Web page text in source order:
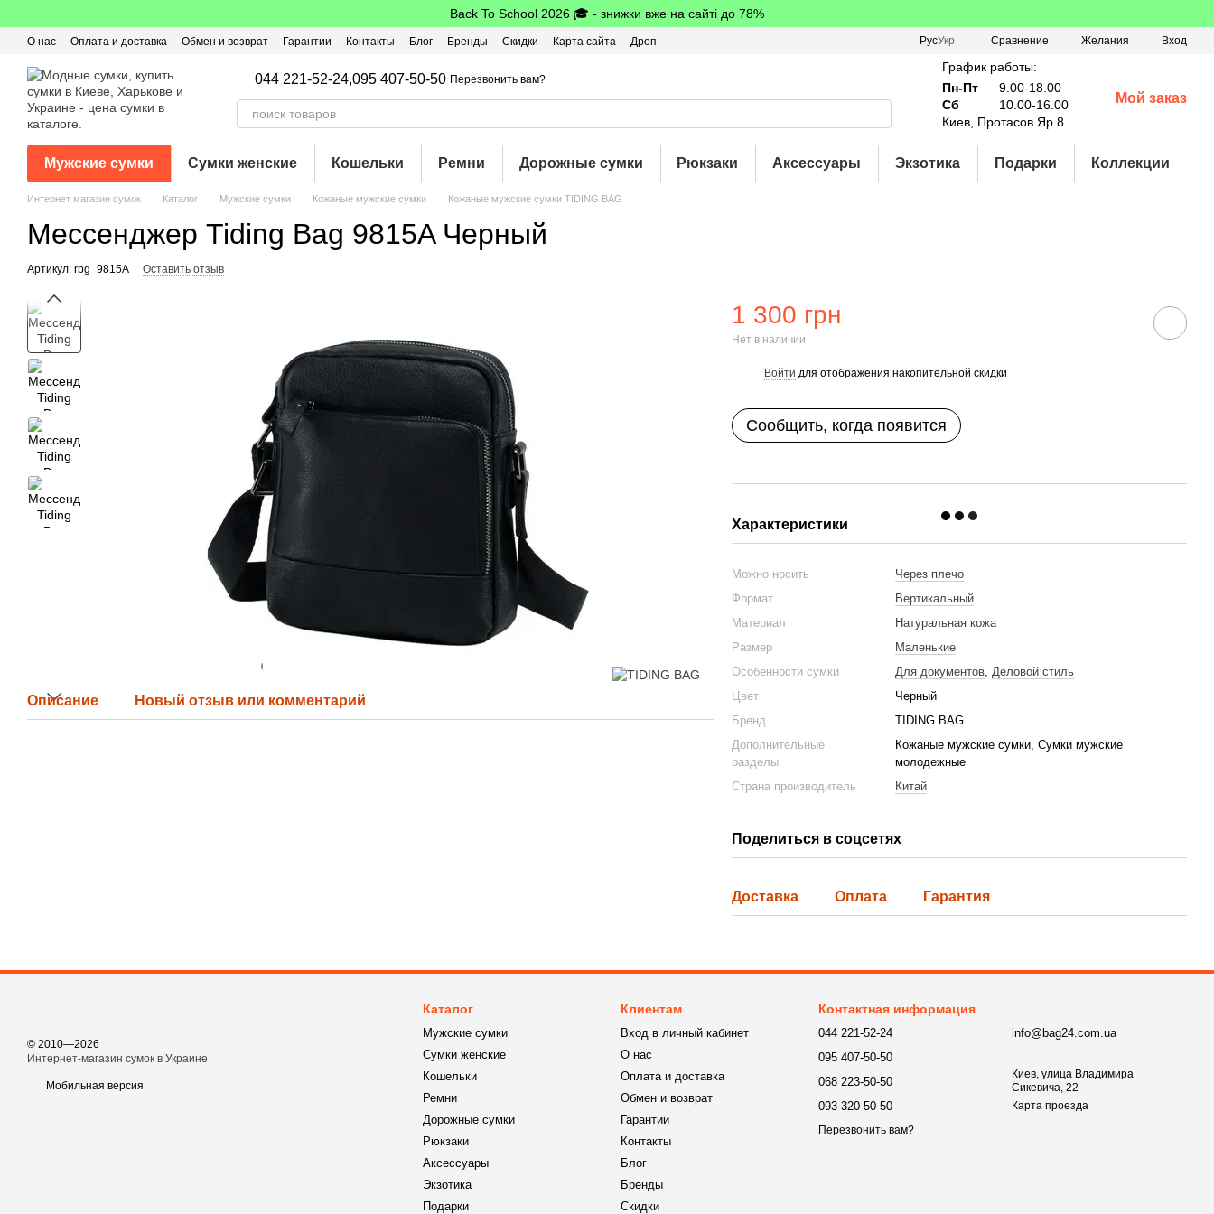
Back To School 2026 🎓 - знижки вже на сайті до 78%
О нас Оплата и доставка Обмен и возврат Гарантии Контакты Блог Бренды Скидки Карта сайта
Дроп
РусУкр Сравнение Желания Вход
044 221-52-24,095 407-50-50 Перезвонить вам?
График работы:
Пн-Пт
9.00-18.00
Сб
10.00-16.00
Киев, Протасов Яр 8
Мой заказ
Мужские сумки Сумки женские Кошельки Ремни Дорожные сумки Рюкзаки Аксессуары Экзотика Подарки Коллекции
Интернет магазин сумок Каталог Мужские сумки Кожаные мужские сумки Кожаные мужские сумки TIDING BAG
Мессенджер Tiding Bag 9815A Черный
Артикул: rbg_9815A Оставить отзыв
Описание Новый отзыв или комментарий
1 300 грн
Нет в наличии
Войти для отображения накопительной скидки
Сообщить, когда появится
Характеристики
Можно носить
Через плечо
Формат
Вертикальный
Материал
Натуральная кожа
Размер
Маленькие
Особенности сумки
Для документов,Деловой стиль
Цвет
Черный
Бренд
TIDING BAG
Дополнительные
разделы
Кожаные мужские сумки, Сумки мужские
молодежные
Страна производитель
Китай
Поделиться в соцсетях
Доставка Оплата Гарантия
© 2010—2026
Интернет-магазин сумок в Украине
Мобильная версия
Каталог
Мужские сумки
Сумки женские
Кошельки
Ремни
Дорожные сумки
Рюкзаки
Аксессуары
Экзотика
Подарки
Клиентам
Вход в личный кабинет
О нас
Оплата и доставка
Обмен и возврат
Гарантии
Контакты
Блог
Бренды
Скидки
Контактная информация
044 221-52-24
095 407-50-50
068 223-50-50
093 320-50-50
Перезвонить вам?
info@bag24.com.ua
Киев, улица Владимира
Сикевича, 22
Карта проезда